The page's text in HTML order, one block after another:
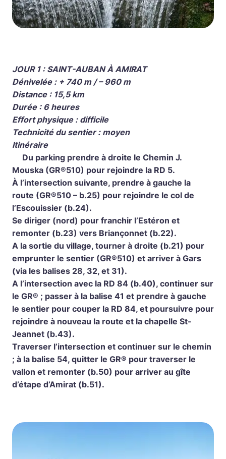
JOUR 1 : SAINT-AUBAN À AMIRAT
Dénivelée : + 740 m / – 960 m
Distance : 15,5 km
Durée : 6 heures
Effort physique : difficile
Technicité du sentier : moyen
Itinéraire
Du parking prendre à droite le Chemin J.
Mouska (GR®510) pour rejoindre la RD 5.
À l’intersection suivante, prendre à gauche la
route (GR®510 – b.25) pour rejoindre le col de
l’Escouissier (b.24).
Se diriger (nord) pour franchir l’Estéron et
remonter (b.23) vers Briançonnet (b.22).
A la sortie du village, tourner à droite (b.21) pour
emprunter le sentier (GR®510) et arriver à Gars
(via les balises 28, 32, et 31).
A l’intersection avec la RD 84 (b.40), continuer sur
le GR® ; passer à la balise 41 et prendre à gauche
le sentier pour couper la RD 84, et poursuivre pour
rejoindre à nouveau la route et la chapelle St-
Jeannet (b.43).
Traverser l’intersection et continuer sur le chemin
; à la balise 54, quitter le GR® pour traverser le
vallon et remonter (b.50) pour arriver au gîte
d’étape d’Amirat (b.51).